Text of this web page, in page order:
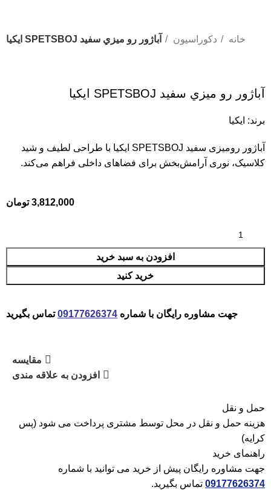
خانه دکوراسیون آباژور رو ميزي سفيد SPETSBOJ ايكيا
آباژور رو ميزي سفيد SPETSBOJ ايكيا
برند: ایکیا
آباژور رومیزی سفید SPETSBOJ ایکیا با طراحی لطیف و شید
کلاسیک، نوری آرامش‌بخش برای فضاهای داخلی فراهم می‌کند.
3,812,000 تومان
افزودن به سبد خرید
خرید کنید
جهت مشاوره رایگان با شماره 09177626374تماس بگیرید
مقایسه
افزودن به علاقه مندی
حمل و نقل
هزینه حمل و نقل در محل توسط مشتری پرداخت می شود (پس
کرایه)
راهنمای خرید
جهت مشاوره رایگان پیش از خرید می توانید با شماره
09177626374 تماس بگیرید.